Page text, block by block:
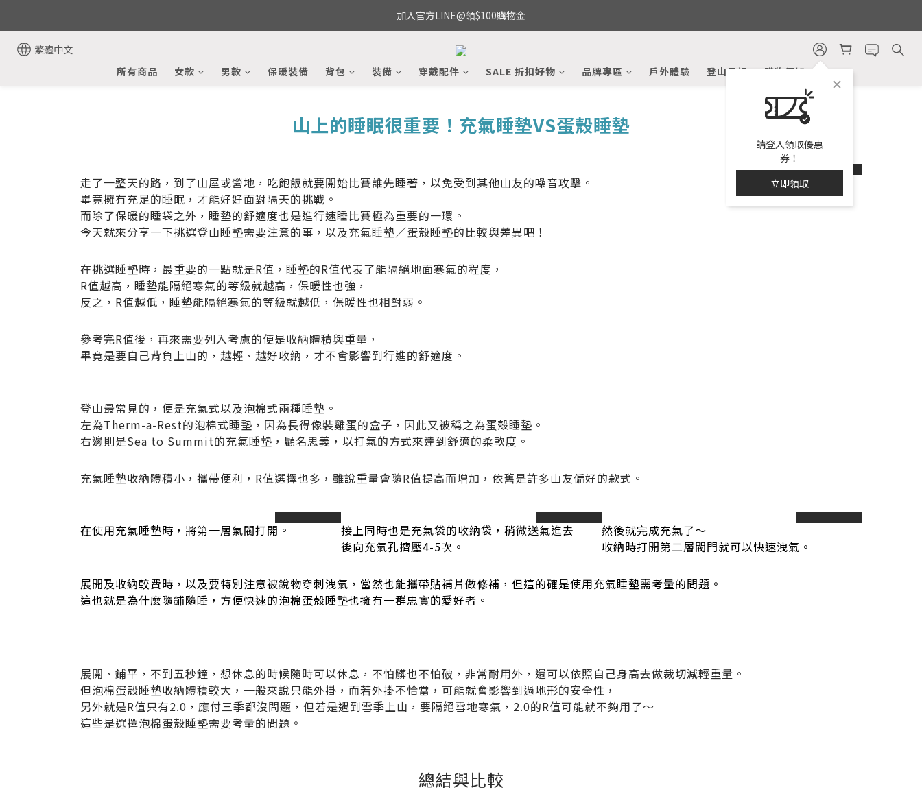
加入官方LINE@領$100購物金
繁體中文
請登入領取優惠
券！
立即領取
所有商品 女款 男款 保暖裝備 背包 裝備 穿戴配件 SALE 折扣好物 品牌專區 戶外體驗 登山日記 購物須知
山上的睡眠很重要！充氣睡墊VS蛋殼睡墊
走了一整天的路，到了山屋或營地，吃飽飯就要開始比賽誰先睡著，以免受到其他山友的噪音攻擊。
畢竟擁有充足的睡眠，才能好好面對隔天的挑戰。
而除了保暖的睡袋之外，睡墊的舒適度也是進行速睡比賽極為重要的一環。
今天就來分享一下挑選登山睡墊需要注意的事，以及充氣睡墊／蛋殼睡墊的比較與差異吧！
在挑選睡墊時，最重要的一點就是R值，睡墊的R值代表了能隔絕地面寒氣的程度，
R值越高，睡墊能隔絕寒氣的等級就越高，保暖性也強，
反之，R值越低，睡墊能隔絕寒氣的等級就越低，保暖性也相對弱。
參考完R值後，再來需要列入考慮的便是收納體積與重量，
畢竟是要自己背負上山的，越輕、越好收納，才不會影響到行進的舒適度。
登山最常見的，便是充氣式以及泡棉式兩種睡墊。
左為Therm-a-Rest的泡棉式睡墊，因為長得像裝雞蛋的盒子，因此又被稱之為蛋殼睡墊。
右邊則是Sea to Summit的充氣睡墊，顧名思義，以打氣的方式來達到舒適的柔軟度。
充氣睡墊收納體積小，攜帶便利，R值選擇也多，雖說重量會隨R值提高而增加，依舊是許多山友偏好的款式。
prev next
在使用充氣睡墊時，將第一層氣閥打開。
prev next
接上同時也是充氣袋的收納袋，稍微送氣進去
後向充氣孔擠壓4-5次。
prev next
然後就完成充氣了～
收納時打開第二層閥門就可以快速洩氣。
展開及收納較費時，以及要特別注意被銳物穿刺洩氣，當然也能攜帶貼補片做修補，但這的確是使用充氣睡墊需考量的問題。
這也就是為什麼隨鋪隨睡，方便快速的泡棉蛋殼睡墊也擁有一群忠實的愛好者。
展開、鋪平，不到五秒鐘，想休息的時候隨時可以休息，不怕髒也不怕破，非常耐用外，還可以依照自己身高去做裁切減輕重量。
但泡棉蛋殼睡墊收納體積較大，一般來說只能外掛，而若外掛不恰當，可能就會影響到過地形的安全性，
另外就是R值只有2.0，應付三季都沒問題，但若是遇到雪季上山，要隔絕雪地寒氣，2.0的R值可能就不夠用了～
這些是選擇泡棉蛋殼睡墊需要考量的問題。
總結與比較